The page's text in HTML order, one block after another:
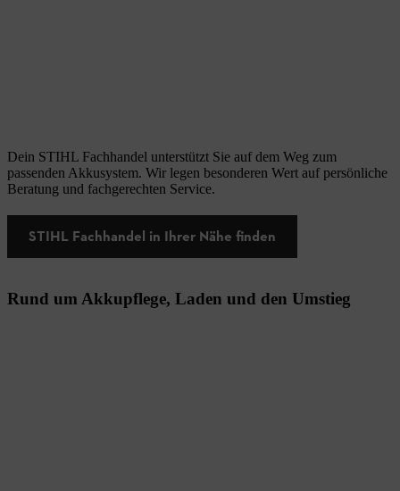
Dein STIHL Fachhandel unterstützt Sie auf dem Weg zum
passenden Akkusystem. Wir legen besonderen Wert auf persönliche
Beratung und fachgerechten Service.
STIHL Fachhandel in Ihrer Nähe finden
Rund um Akkupflege, Laden und den Umstieg